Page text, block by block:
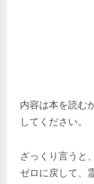
内容は本を読む
してください。
ざっくり言うと
ゼロに戻して、